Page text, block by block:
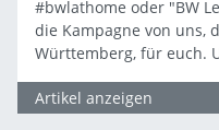
#bwlathome oder "BW
die Kampagne von uns,
Württemberg, für euch.
Artikel anzeigen